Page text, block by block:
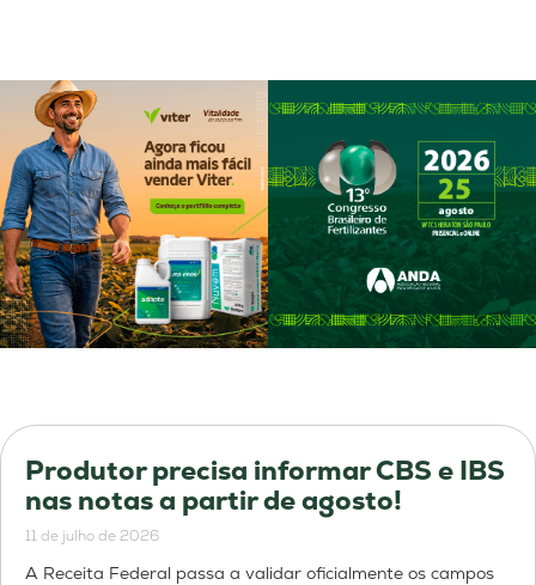
Produtor precisa informar CBS e IBS
nas notas a partir de agosto!
11 de julho de 2026
A Receita Federal passa a validar oficialmente os campos